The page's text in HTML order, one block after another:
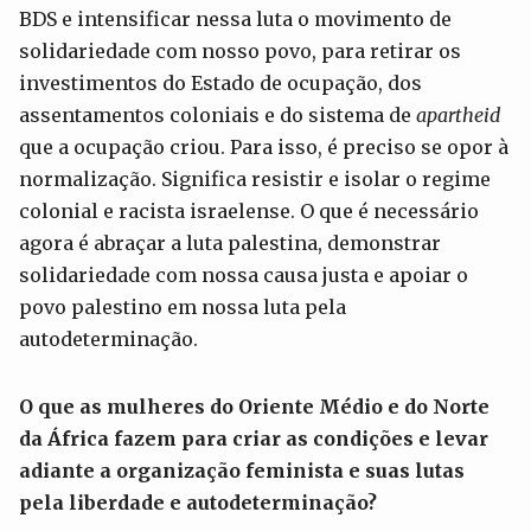
BDS e intensificar nessa luta o movimento de
solidariedade com nosso povo, para retirar os
investimentos do Estado de ocupação, dos
assentamentos coloniais e do sistema de apartheid
que a ocupação criou. Para isso, é preciso se opor à
normalização. Significa resistir e isolar o regime
colonial e racista israelense. O que é necessário
agora é abraçar a luta palestina, demonstrar
solidariedade com nossa causa justa e apoiar o
povo palestino em nossa luta pela
autodeterminação.
O que as mulheres do Oriente Médio e do Norte
da África fazem para criar as condições e levar
adiante a organização feminista e suas lutas
pela liberdade e autodeterminação?